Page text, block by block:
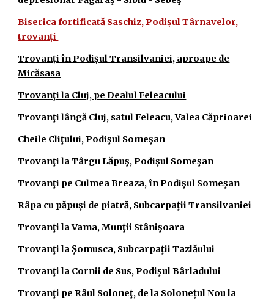
Biserica fortificată Saschiz, Podișul Târnavelor,
trovanți
Trovanți în Podișul Transilvaniei, aproape de
Micăsasa
Trovanţi la Cluj, pe Dealul Feleacului
Trovanţi lângă Cluj, satul Feleacu, Valea Căprioarei
Cheile Cliţului, Podişul Someşan
Trovanţi la Târgu Lăpuş, Podişul Someşan
Trovanţi pe Culmea Breaza, în Podişul Someşan
Râpa cu păpuşi de piatră, Subcarpaţii Transilvaniei
Trovanţi la Vama, Munţii Stânişoara
Trovanţi la Şomusca, Subcarpaţii Tazlăului
Trovanţi la Cornii de Sus, Podişul Bârladului
Trovanţi pe Râul Soloneţ, de la Solonețul Nou la